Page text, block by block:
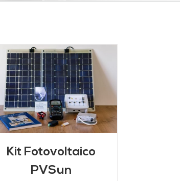
Kit Fotovoltaico
PVSun